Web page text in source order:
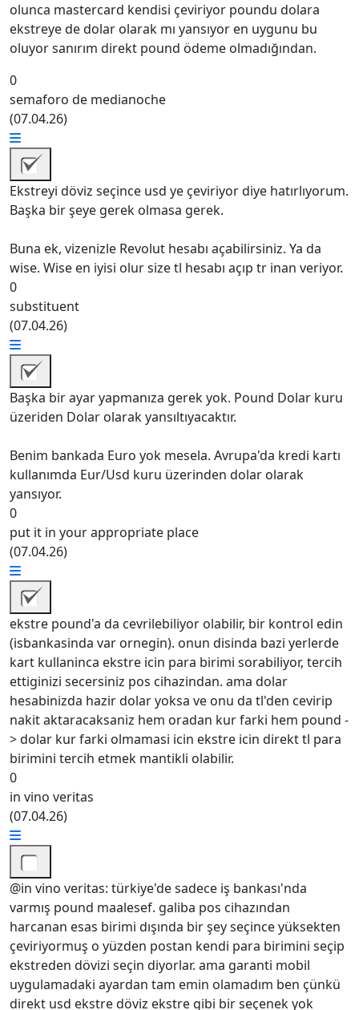
olunca mastercard kendisi çeviriyor poundu dolara
ekstreye de dolar olarak mı yansıyor en uygunu bu
oluyor sanırım direkt pound ödeme olmadığından.
0
semaforo de medianoche
(07.04.26)
Ekstreyi döviz seçince usd ye çeviriyor diye hatırlıyorum.
Başka bir şeye gerek olmasa gerek.
Buna ek, vizenizle Revolut hesabı açabilirsiniz. Ya da
wise. Wise en iyisi olur size tl hesabı açıp tr inan veriyor.
0
substituent
(07.04.26)
Başka bir ayar yapmanıza gerek yok. Pound Dolar kuru
üzeriden Dolar olarak yansıltıyacaktır.
Benim bankada Euro yok mesela. Avrupa'da kredi kartı
kullanımda Eur/Usd kuru üzerinden dolar olarak
yansıyor.
0
put it in your appropriate place
(07.04.26)
ekstre pound'a da cevrilebiliyor olabilir, bir kontrol edin
(isbankasinda var ornegin). onun disinda bazi yerlerde
kart kullaninca ekstre icin para birimi sorabiliyor, tercih
ettiginizi secersiniz pos cihazindan. ama dolar
hesabinizda hazir dolar yoksa ve onu da tl'den cevirip
nakit aktaracaksaniz hem oradan kur farki hem pound -
> dolar kur farki olmamasi icin ekstre icin direkt tl para
birimini tercih etmek mantikli olabilir.
0
in vino veritas
(07.04.26)
@in vino veritas: türkiye'de sadece iş bankası'nda
varmış pound maalesef. galiba pos cihazından
harcanan esas birimi dışında bir şey seçince yüksekten
çeviriyormuş o yüzden postan kendi para birimini seçip
ekstreden dövizi seçin diyorlar. ama garanti mobil
uygulamadaki ayardan tam emin olamadım ben çünkü
direkt usd ekstre döviz ekstre gibi bir seçenek yok